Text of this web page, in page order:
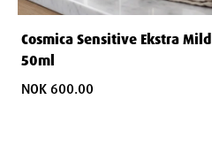
Cosmica Sensitive Ekstra Mild
50ml
NOK 600.00